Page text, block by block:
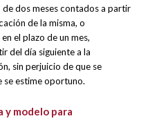
dos meses contados a partir
de la misma, o
el plazo de un mes,
del día siguiente a la
sin perjuicio de que se
se estime oportuno.
y modelo para